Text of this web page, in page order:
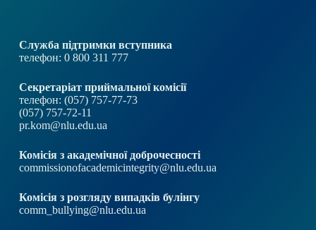
Служба підтримки вступника
телефон: 0 800 311 777
Секретаріат приймальної комісії
телефон: (057) 757-77-73
(057) 757-72-11
pr.kom@nlu.edu.ua
Комісія з академічної доброчесності
commissionofacademicintegrity@nlu.edu.ua
Комісія з розгляду випадків булінгу
comm_bullying@nlu.edu.ua